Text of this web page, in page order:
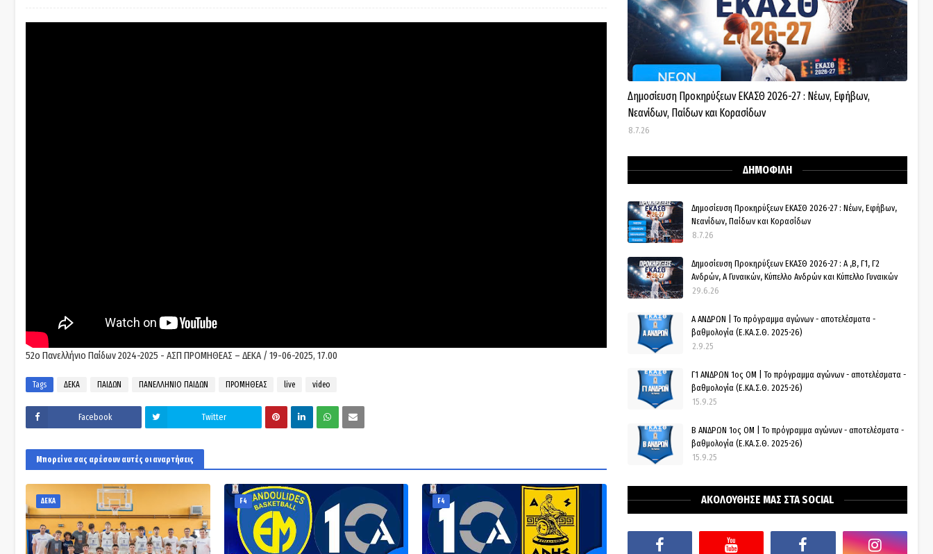
52ο Πανελλήνιο Παίδων 2024-2025 - ΑΣΠ ΠΡΟΜΗΘΕΑΣ – ΔΕΚΑ / 19-06-2025, 17.00
Tags ΔΕΚΑ ΠΑΙΔΩΝ ΠΑΝΕΛΛΗΝΙΟ ΠΑΙΔΩΝ ΠΡΟΜΗΘΕΑΣ live video
Facebook Twitter
Μπορεί να σας αρέσουν αυτές οι αναρτήσεις
ΔΕΚΑ F4 F4
Δημοσίευση Προκηρύξεων ΕΚΑΣΘ 2026-27 : Νέων, Εφήβων,
Νεανίδων, Παίδων και Κορασίδων
8.7.26
ΔΗΜΟΦΙΛΗ
Δημοσίευση Προκηρύξεων ΕΚΑΣΘ 2026-27 : Νέων, Εφήβων,
Νεανίδων, Παίδων και Κορασίδων
8.7.26
Δημοσίευση Προκηρύξεων ΕΚΑΣΘ 2026-27 : Α ,Β, Γ1, Γ2
Ανδρών, Α Γυναικών, Κύπελλο Ανδρών και Κύπελλο Γυναικών
29.6.26
Α ΑΝΔΡΩΝ | Το πρόγραμμα αγώνων - αποτελέσματα -
βαθμολογία (Ε.ΚΑ.Σ.Θ. 2025-26)
2.9.25
Γ1 ΑΝΔΡΩΝ 1ος ΟΜ | Το πρόγραμμα αγώνων - αποτελέσματα -
βαθμολογία (Ε.ΚΑ.Σ.Θ. 2025-26)
15.9.25
Β ΑΝΔΡΩΝ 1ος ΟΜ | Το πρόγραμμα αγώνων - αποτελέσματα -
βαθμολογία (Ε.ΚΑ.Σ.Θ. 2025-26)
15.9.25
ΑΚΟΛΟΥΘΗΣΕ ΜΑΣ ΣΤΑ SOCIAL